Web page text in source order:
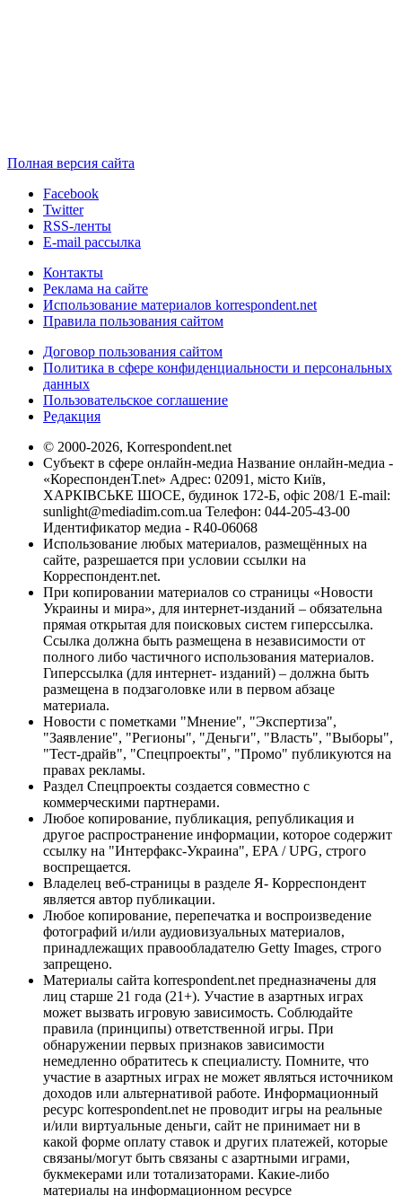
Полная версия сайта
Facebook
Twitter
RSS-ленты
E-mail рассылка
Контакты
Реклама на сайте
Использование материалов korrespondent.net
Правила пользования сайтом
Договор пользования сайтом
Политика в сфере конфиденциальности и персональных
данных
Пользовательское соглашение
Редакция
© 2000-2026, Korrespondent.net
Субъект в сфере онлайн-медиа Название онлайн-медиа -
«КореспонденТ.net» Адрес: 02091, місто Київ,
ХАРКІВСЬКЕ ШОСЕ, будинок 172-Б, офіс 208/1 E-mail:
sunlight@mediadim.com.ua Телефон: 044-205-43-00
Идентификатор медиа - R40-06068
Использование любых материалов, размещённых на
сайте, разрешается при условии ссылки на
Корреспондент.net.
При копировании материалов со страницы «Новости
Украины и мира», для интернет-изданий – обязательна
прямая открытая для поисковых систем гиперссылка.
Ссылка должна быть размещена в независимости от
полного либо частичного использования материалов.
Гиперссылка (для интернет- изданий) – должна быть
размещена в подзаголовке или в первом абзаце
материала.
Новости с пометками "Мнение", "Экспертиза",
"Заявление", "Регионы", "Деньги", "Власть", "Выборы",
"Тест-драйв", "Спецпроекты", "Промо" публикуются на
правах рекламы.
Раздел Спецпроекты создается совместно с
коммерческими партнерами.
Любое копирование, публикация, републикация и
другое распространение информации, которое содержит
ссылку на "Интерфакс-Украина", EPA / UPG, строго
воспрещается.
Владелец веб-страницы в разделе Я- Корреспондент
является автор публикации.
Любое копирование, перепечатка и воспроизведение
фотографий и/или аудиовизуальных материалов,
принадлежащих правообладателю Getty Images, строго
запрещено.
Материалы сайта korrespondent.net предназначены для
лиц старше 21 года (21+). Участие в азартных играх
может вызвать игровую зависимость. Соблюдайте
правила (принципы) ответственной игры. При
обнаружении первых признаков зависимости
немедленно обратитесь к специалисту. Помните, что
участие в азартных играх не может являться источником
доходов или альтернативой работе. Информационный
ресурс korrespondent.net не проводит игры на реальные
и/или виртуальные деньги, сайт не принимает ни в
какой форме оплату ставок и других платежей, которые
связаны/могут быть связаны с азартными играми,
букмекерами или тотализаторами. Какие-либо
материалы на информационном ресурсе